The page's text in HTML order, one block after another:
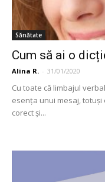
Sănătate
Cum să ai o
Alina R. - 31/01/2020
Cu toate că limbajul
esența unui mesaj, totuși
corect și...